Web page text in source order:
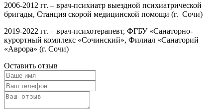
2006-2012 гг. – врач-психиатр выездной психиатрической
бригады, Станция скорой медицинской помощи (г. Сочи)
2019-2022 гг. – врач-психотерапевт, ФГБУ «Санаторно-
курортный комплекс «Сочинский», Филиал «Санаторий
«Аврора» (г. Сочи)
Оставить отзыв